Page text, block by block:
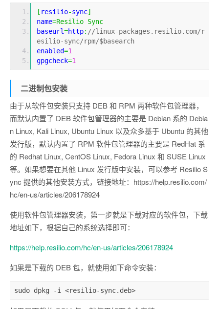
[ resilio-sync]
name=Resilio Sync
baseurl=http: //linux-packages.resilio.com/r
esilio-sync/rpm/$basearch
enabled=1
gpgcheck=1
二进制包安装
由于从软件包安装只支持 DEB 和 RPM 两种软件包管理器，
而默认内置了 DEB 软件包管理器的主要是 Debian 系的 Debia
n Linux, Kali Linux, Ubuntu Linux 以及众多基于 Ubuntu 的其他
发行版，默认内置了 RPM 软件包管理器的主要是 RedHat 系
的 Redhat Linux, CentOS Linux, Fedora Linux 和 SUSE Linux
等。如果想要在其他 Linux 发行版中安装，可以参考 Resilio S
ync 提供的其他安装方式，链接地址：https://help.resilio.com/
hc/en-us/articles/206178924
使用软件包管理器安装，第一步就是下载对应的软件包，下载
地址如下，根据自己的系统选择即可：
https://help.resilio.com/hc/en-us/articles/206178924
如果是下载的 DEB 包，就使用如下命令安装：
sudo dpkg -i <resilio-sync.deb>